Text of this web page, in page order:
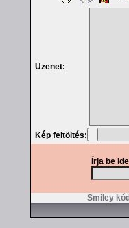
Üzenet:
Kép feltöltés:
Írja be
Smiley